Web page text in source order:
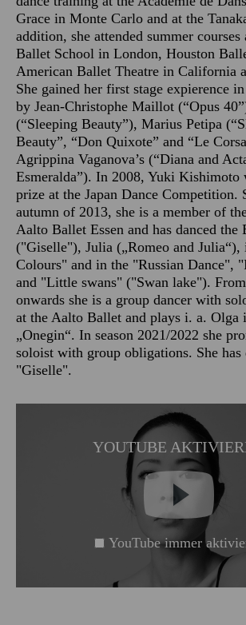
Grace in Monte Carlo and at the
addition, she attended summer
Ballet School in London, Houston
American Ballet Theatre in California
She gained her first stage expierence
by Jean-Christophe Maillot (“Opus
(“Sleeping Beauty”), Marius Petipa
Beauty”, “Don Quixote” and “Le
Agrippina Vaganova’s (“Diana and
Esmeralda”). In 2008, Yuki Kishimoto
prize at the Japan Dance Competition.
autumn of 2013, she is a member of
Aalto Ballet Essen and has danced the
("Giselle"), Julia („Romeo and
Colours" and in the "Russian Dance",
and "Little swans" ("Swan lake").
onwards she is a group dancer with
at the Aalto Ballet and plays i. a. Olga
„Onegin“. In season 2021/2022 she
soloist with group obligations. She has
"Giselle".
YOUTUBE
YouTube immer